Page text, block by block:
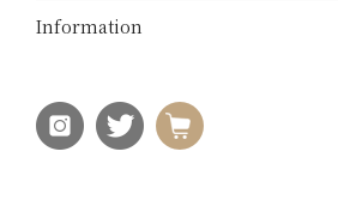
Information